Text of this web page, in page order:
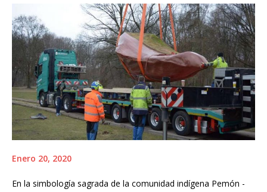
Enero 20, 2020
En la simbología sagrada de la comunidad indígena Pemón -